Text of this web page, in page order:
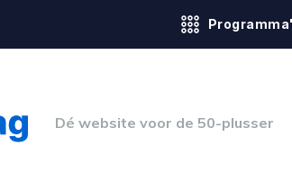
Dé website voor de 50-plusser